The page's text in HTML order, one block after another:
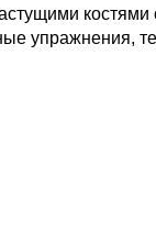
костями
упражнения,